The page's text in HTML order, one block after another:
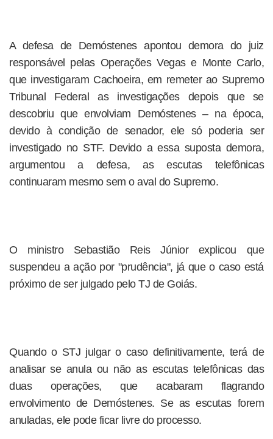
A defesa de Demóstenes apontou demora do juiz
responsável pelas Operações Vegas e Monte Carlo,
que investigaram Cachoeira, em remeter ao Supremo
Tribunal Federal as investigações depois que se
descobriu que envolviam Demóstenes – na época,
devido à condição de senador, ele só poderia ser
investigado no STF. Devido a essa suposta demora,
argumentou a defesa, as escutas telefônicas
continuaram mesmo sem o aval do Supremo.
O ministro Sebastião Reis Júnior explicou que
suspendeu a ação por "prudência", já que o caso está
próximo de ser julgado pelo TJ de Goiás.
Quando o STJ julgar o caso definitivamente, terá de
analisar se anula ou não as escutas telefônicas das
duas operações, que acabaram flagrando
envolvimento de Demóstenes. Se as escutas forem
anuladas, ele pode ficar livre do processo.